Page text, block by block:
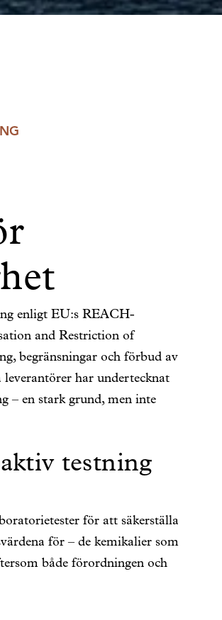
enligt EU:s REACH-
and Restriction of
begränsningar och förbud av
har undertecknat
– en stark grund, men inte
testning
för att säkerställa
för – de kemikalier som
både förordningen och